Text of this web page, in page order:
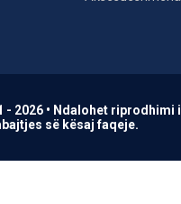
- 2026 • Ndalohet riprodhimi i
së kësaj faqeje.